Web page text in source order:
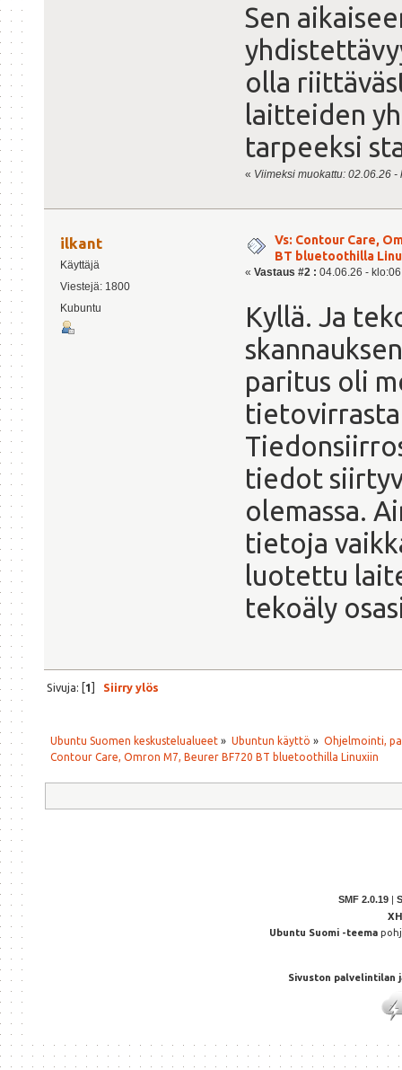
Sen
olla
laitteiden
tarpeeksi
« Viimeksi muokattu: 02.06.26
ilkant
Käyttäjä
Viestejä: 1800
Kubuntu
Vs: Contour Care,
BT bluetoothilla
« Vastaus #2 : 04.06.26 -
Kyllä. Ja
paritus oli
tiedot
olemassa.
tietoja
luotettu
tekoäly
Sivuja: [1] Siirry ylös
Ubuntu Suomen keskustelualueet » Ubuntun käyttö » Ohjelmointi,
Contour Care, Omron M7, Beurer BF720 BT bluetoothilla Linuxiin
SMF 2.0.19 |
Ubuntu Suomi -teema
Sivuston palvelintilan